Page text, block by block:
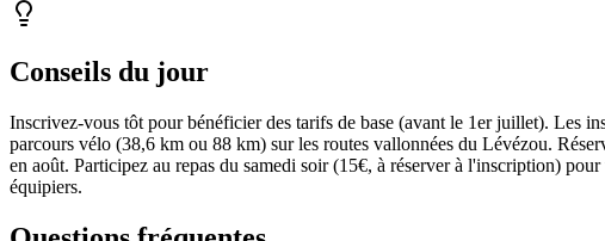
Conseils du jour
Inscrivez-vous tôt pour bénéficier des tarifs de base (avant le 1er juillet). Les
parcours vélo (38,6 km ou 88 km) sur les routes vallonnées du Lévézou.
en août. Participez au repas du samedi soir (15€, à réserver à l'inscription)
équipiers.